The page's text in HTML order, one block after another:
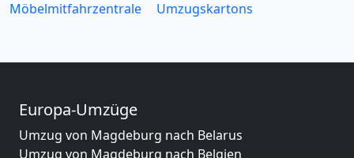
Möbelmitfahrzentrale
Umzugskartons
Europa-Umzüge
Umzug von Magdeburg nach Belarus
Umzug von Magdeburg nach Belgien